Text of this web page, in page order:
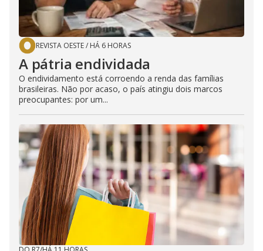
REVISTA OESTE/ HÁ 6 HORAS
A pátria endividada
O endividamento está corroendo a renda das famílias
brasileiras. Não por acaso, o país atingiu dois marcos
preocupantes: por um...